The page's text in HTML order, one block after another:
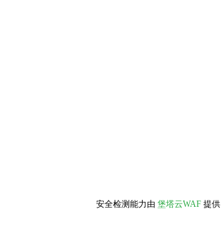
安全检测能力由 堡塔云WAF 提供